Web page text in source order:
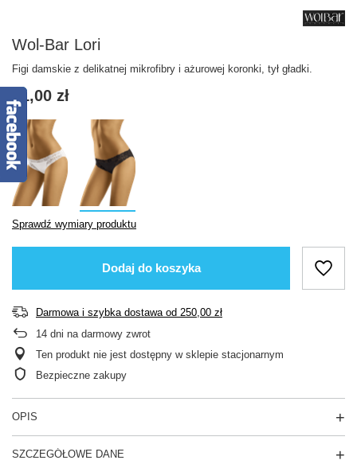
Wol-Bar Lori
Figi damskie z delikatnej mikrofibry i ażurowej koronki, tył gładki.
41,00 zł
Sprawdź wymiary produktu
Dodaj do koszyka
Darmowa i szybka dostawa od 250,00 zł
14 dni na darmowy zwrot
Ten produkt nie jest dostępny w sklepie stacjonarnym
Bezpieczne zakupy
OPIS
SZCZEGÓŁOWE DANE